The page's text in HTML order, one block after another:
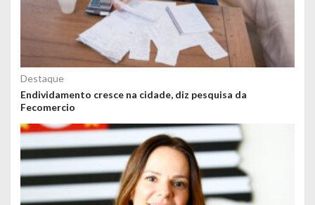
Destaque
Endividamento cresce na cidade, diz pesquisa da
Fecomercio